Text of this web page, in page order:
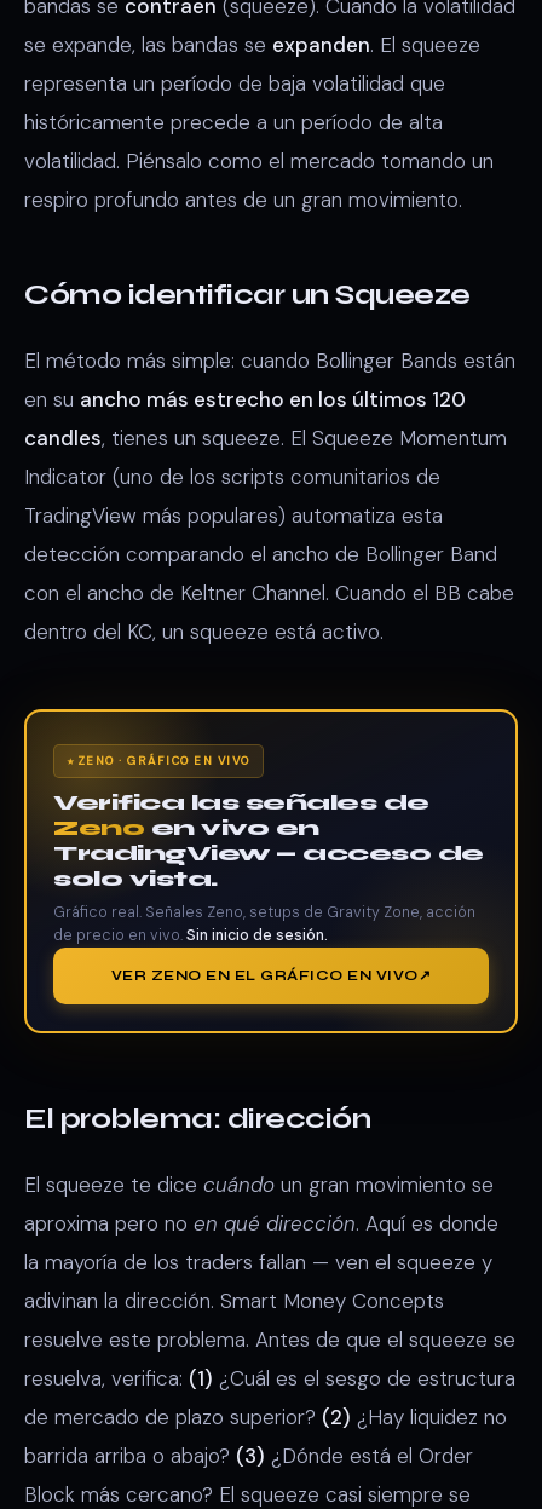
bandas se contraen (squeeze). Cuando la volatilidad
se expande, las bandas se expanden. El squeeze
representa un período de baja volatilidad que
históricamente precede a un período de alta
volatilidad. Piénsalo como el mercado tomando un
respiro profundo antes de un gran movimiento.
Cómo identificar un Squeeze
El método más simple: cuando Bollinger Bands están
en su ancho más estrecho en los últimos 120
candles, tienes un squeeze. El Squeeze Momentum
Indicator (uno de los scripts comunitarios de
TradingView más populares) automatiza esta
detección comparando el ancho de Bollinger Band
con el ancho de Keltner Channel. Cuando el BB cabe
dentro del KC, un squeeze está activo.
ZENO · GRÁFICO EN VIVO
Verifica las señales de
Zeno en vivo en
TradingView — acceso de
solo vista.
Gráfico real. Señales Zeno, setups de Gravity Zone, acción
de precio en vivo.Sin inicio de sesión.
VER ZENO EN EL GRÁFICO EN VIVO
El problema: dirección
El squeeze te dice cuándo un gran movimiento se
aproxima pero no en qué dirección. Aquí es donde
la mayoría de los traders fallan — ven el squeeze y
adivinan la dirección. Smart Money Concepts
resuelve este problema. Antes de que el squeeze se
resuelva, verifica: (1) ¿Cuál es el sesgo de estructura
de mercado de plazo superior? (2) ¿Hay liquidez no
barrida arriba o abajo? (3) ¿Dónde está el Order
Block más cercano? El squeeze casi siempre se